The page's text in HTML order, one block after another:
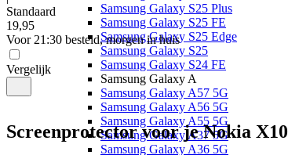
Samsung Galaxy S25 Plus
Samsung Galaxy S25 FE
Samsung Galaxy S25 Edge
Samsung Galaxy S25
Samsung Galaxy S24 FE
Samsung Galaxy A
Samsung Galaxy A57 5G
Samsung Galaxy A56 5G
Samsung Galaxy A55 5G
Samsung Galaxy A37 5G
Samsung Galaxy A36 5G
Standaard
19,95
Voor 21:30 besteld, morgen in huis
Vergelijk
Screenprotector voor je Nokia X10